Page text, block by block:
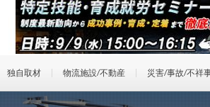
独自取材 物流施設/不動産 災害/事故/不祥